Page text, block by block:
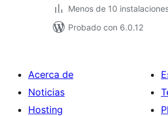
Menos de 10
Probado con 6.0.12
Acerca de
Noticias
Hosting